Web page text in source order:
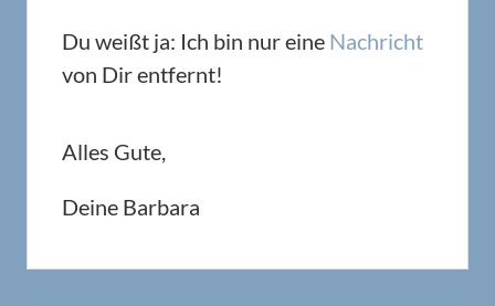
Du weißt ja: Ich bin nur eine Nachricht
von Dir entfernt!
Alles Gute,
Deine Barbara